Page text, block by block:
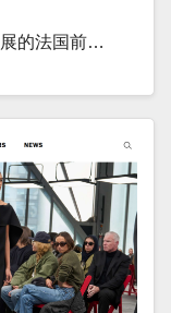
的法国前…